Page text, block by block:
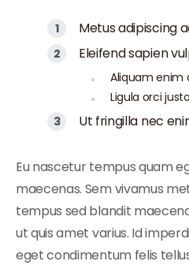
Metus adipiscing
Eleifend sapien
Aliquam enim
Ligula orci
Ut fringilla nec
Eu nascetur tempus quam
maecenas. Sem vivamus
tempus sed blandit
ut quis amet varius. Id
eget condimentum felis